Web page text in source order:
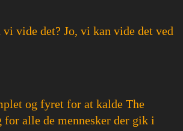
vide det? Jo, vi kan vide det ved
og fyret for at kalde The
alle de mennesker der gik i